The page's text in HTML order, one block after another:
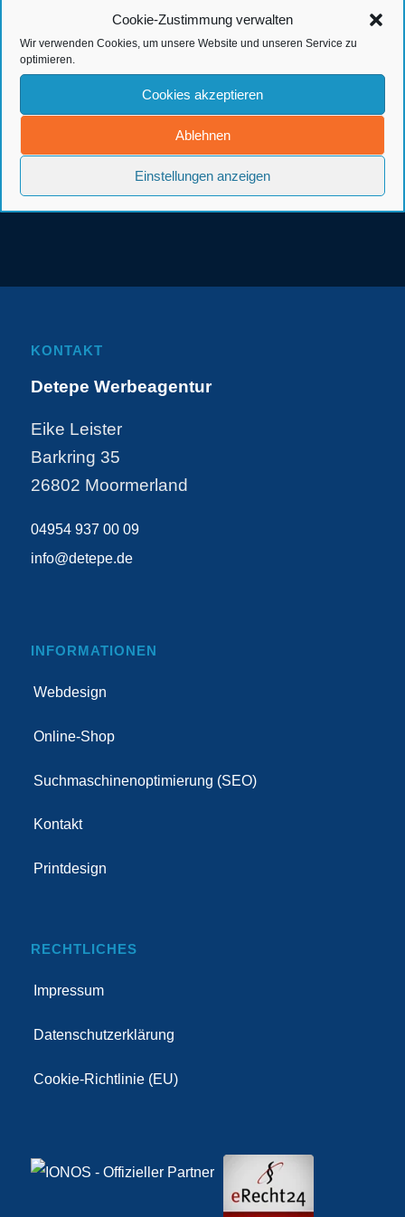
Cookie-Zustimmung verwalten
Wir verwenden Cookies, um unsere Website und unseren Service zu
optimieren.
Cookies akzeptieren
Ablehnen
Einstellungen anzeigen
KONTAKT
Detepe Werbeagentur
Eike Leister
Barkring 35
26802 Moormerland
04954 937 00 09
info@detepe.de
INFORMATIONEN
Webdesign
Online-Shop
Suchmaschinenoptimierung (SEO)
Kontakt
Printdesign
RECHTLICHES
Impressum
Datenschutzerklärung
Cookie-Richtlinie (EU)